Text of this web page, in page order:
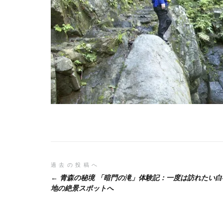
投
稿
過去の投稿へ
青森の秘境 「暗門の滝」体験記：一度は訪れたい
地の絶景スポットへ